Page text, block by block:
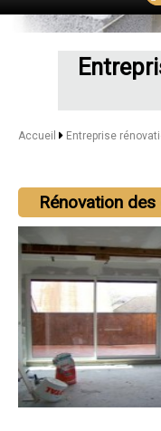
Accueil Entreprise
Rénovation